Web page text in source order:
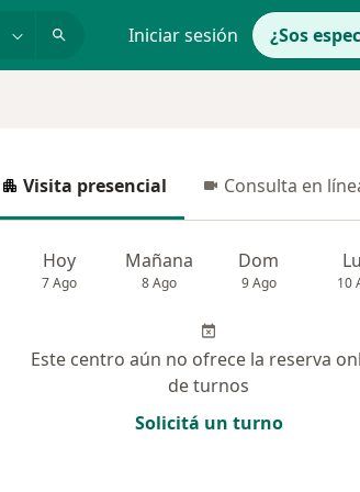
Iniciar sesión ¿Sos
Visita presencial
Visita presencial Consulta en
Consulta en
Hoy
7 Ago
Mañana
8 Ago
Dom
9 Ago 10
Este centro aún no ofrece la reserva
de turnos
Solicitá un turno